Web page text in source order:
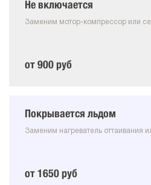
Не включается
Заменим мотор-компрессор или
от 900 руб
Покрывается льдом
Заменим нагреватель оттаивания
от 1650 руб